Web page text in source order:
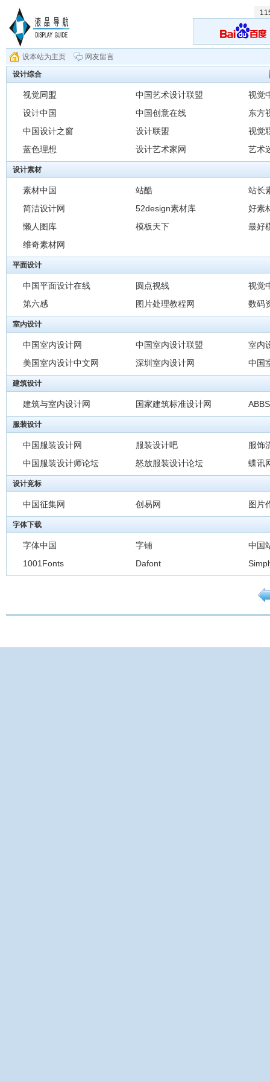
设本站为主页 网友留言
设计综合
视觉同盟 中国艺术设计联盟
视觉
设计中国
中国创意在线
东方
中国设计之窗
设计联盟
视觉
蓝色理想
设计艺术家网 艺术
设计素材
素材中国 站酷
站长
简洁设计网
52design素材库
好素
懒人图库
模板天下
最好
维奇素材网
平面设计
中国平面设计在线 圆点视线
视觉
第六感
图片处理教程网 数码
室内设计
中国室内设计网 中国室内设计联盟
室内
美国室内设计中文网
深圳室内设计网 中国
建筑设计
建筑与室内设计网 国家建筑标准设计网
服装设计
中国服装设计网 服装设计吧
服饰
中国服装设计师论坛
怒放服装设计论坛 蝶讯
设计竞标
中国征集网 创易网 图片
字体下载
字体中国 字铺
中国
1001Fonts
Dafont